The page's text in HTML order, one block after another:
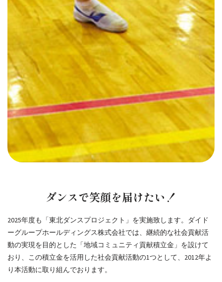
ダンスで笑顔を届けたい！
2025年度も「東北ダンスプロジェクト」を実施致します。ダイド
ーグループホールディングス株式会社では、継続的な社会貢献活
動の実現を目的とした「地域コミュニティ貢献積立金」を設けて
おり、この積立金を活用した社会貢献活動の1つとして、2012年よ
り本活動に取り組んでおります。